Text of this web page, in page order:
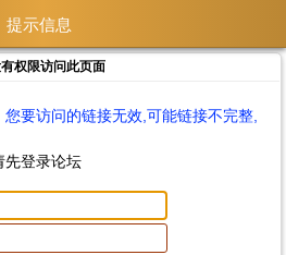
提示信息
权限访问此页面
要访问的链接无效,可能链接不完整,
先登录论坛